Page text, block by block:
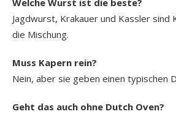
Welche Wurst ist die beste?
Jagdwurst, Krakauer und Kassler sind
die Mischung.
Muss Kapern rein?
Nein, aber sie geben einen typischen
Geht das auch ohne Dutch Oven?